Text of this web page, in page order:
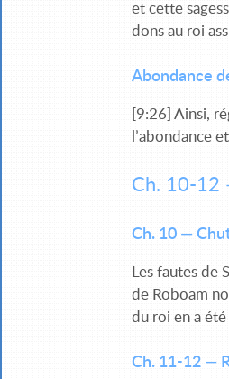
et cette
dons au roi
Abondance
[9:26] Ainsi,
l’abondance
Ch. 10-12
Ch. 10 —
Les fautes de
de Roboam
du roi en a été
Ch. 11-12 —